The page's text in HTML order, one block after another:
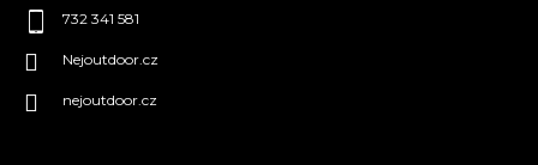
732 341 581
Nejoutdoor.cz
nejoutdoor.cz